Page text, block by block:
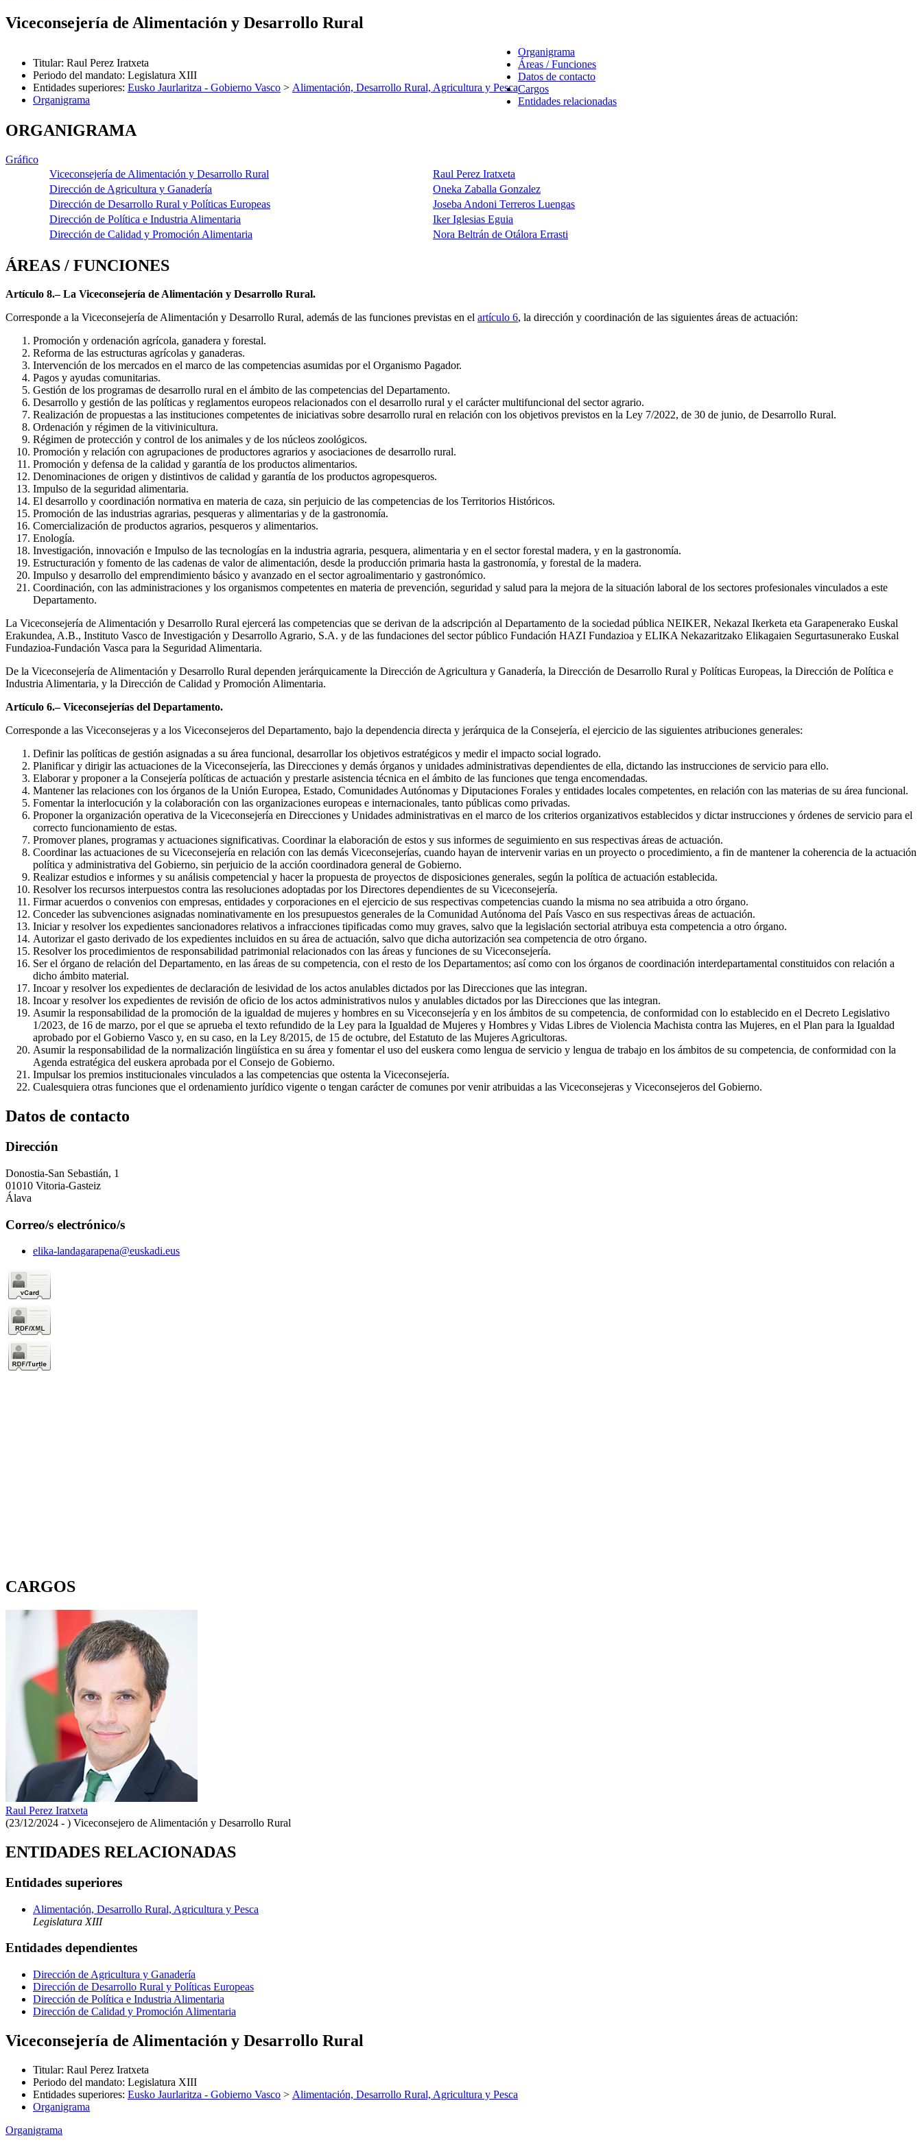
Viceconsejería de Alimentación y Desarrollo Rural
Titular: Raul Perez Iratxeta
Periodo del mandato: Legislatura XIII
Entidades superiores: Eusko Jaurlaritza - Gobierno Vasco > Alimentación, Desarrollo Rural, Agricultura y Pesca
Organigrama
Organigrama
Áreas / Funciones
Datos de contacto
Cargos
Entidades relacionadas
ORGANIGRAMA
Gráfico
Viceconsejería de Alimentación y Desarrollo Rural
Raul Perez Iratxeta
Dirección de Agricultura y Ganadería
Oneka Zaballa Gonzalez
Dirección de Desarrollo Rural y Políticas Europeas
Joseba Andoni Terreros Luengas
Dirección de Política e Industria Alimentaria
Iker Iglesias Eguia
Dirección de Calidad y Promoción Alimentaria
Nora Beltrán de Otálora Errasti
ÁREAS / FUNCIONES
Artículo 8.– La Viceconsejería de Alimentación y Desarrollo Rural.
Corresponde a la Viceconsejería de Alimentación y Desarrollo Rural, además de las funciones previstas en el artículo 6, la dirección y coordinación de las siguientes áreas de actuación:
Promoción y ordenación agrícola, ganadera y forestal.
Reforma de las estructuras agrícolas y ganaderas.
Intervención de los mercados en el marco de las competencias asumidas por el Organismo Pagador.
Pagos y ayudas comunitarias.
Gestión de los programas de desarrollo rural en el ámbito de las competencias del Departamento.
Desarrollo y gestión de las políticas y reglamentos europeos relacionados con el desarrollo rural y el carácter multifuncional del sector agrario.
Realización de propuestas a las instituciones competentes de iniciativas sobre desarrollo rural en relación con los objetivos previstos en la Ley 7/2022, de 30 de junio, de Desarrollo Rural.
Ordenación y régimen de la vitivinicultura.
Régimen de protección y control de los animales y de los núcleos zoológicos.
Promoción y relación con agrupaciones de productores agrarios y asociaciones de desarrollo rural.
Promoción y defensa de la calidad y garantía de los productos alimentarios.
Denominaciones de origen y distintivos de calidad y garantía de los productos agropesqueros.
Impulso de la seguridad alimentaria.
El desarrollo y coordinación normativa en materia de caza, sin perjuicio de las competencias de los Territorios Históricos.
Promoción de las industrias agrarias, pesqueras y alimentarias y de la gastronomía.
Comercialización de productos agrarios, pesqueros y alimentarios.
Enología.
Investigación, innovación e Impulso de las tecnologías en la industria agraria, pesquera, alimentaria y en el sector forestal madera, y en la gastronomía.
Estructuración y fomento de las cadenas de valor de alimentación, desde la producción primaria hasta la gastronomía, y forestal de la madera.
Impulso y desarrollo del emprendimiento básico y avanzado en el sector agroalimentario y gastronómico.
Coordinación, con las administraciones y los organismos competentes en materia de prevención, seguridad y salud para la mejora de la situación laboral de los sectores profesionales vinculados a este
Departamento.
La Viceconsejería de Alimentación y Desarrollo Rural ejercerá las competencias que se derivan de la adscripción al Departamento de la sociedad pública NEIKER, Nekazal Ikerketa eta Garapenerako Euskal
Erakundea, A.B., Instituto Vasco de Investigación y Desarrollo Agrario, S.A. y de las fundaciones del sector público Fundación HAZI Fundazioa y ELIKA Nekazaritzako Elikagaien Segurtasunerako Euskal
Fundazioa-Fundación Vasca para la Seguridad Alimentaria.
De la Viceconsejería de Alimentación y Desarrollo Rural dependen jerárquicamente la Dirección de Agricultura y Ganadería, la Dirección de Desarrollo Rural y Políticas Europeas, la Dirección de Política e
Industria Alimentaria, y la Dirección de Calidad y Promoción Alimentaria.
Artículo 6.– Viceconsejerías del Departamento.
Corresponde a las Viceconsejeras y a los Viceconsejeros del Departamento, bajo la dependencia directa y jerárquica de la Consejería, el ejercicio de las siguientes atribuciones generales:
Definir las políticas de gestión asignadas a su área funcional, desarrollar los objetivos estratégicos y medir el impacto social logrado.
Planificar y dirigir las actuaciones de la Viceconsejería, las Direcciones y demás órganos y unidades administrativas dependientes de ella, dictando las instrucciones de servicio para ello.
Elaborar y proponer a la Consejería políticas de actuación y prestarle asistencia técnica en el ámbito de las funciones que tenga encomendadas.
Mantener las relaciones con los órganos de la Unión Europea, Estado, Comunidades Autónomas y Diputaciones Forales y entidades locales competentes, en relación con las materias de su área funcional.
Fomentar la interlocución y la colaboración con las organizaciones europeas e internacionales, tanto públicas como privadas.
Proponer la organización operativa de la Viceconsejería en Direcciones y Unidades administrativas en el marco de los criterios organizativos establecidos y dictar instrucciones y órdenes de servicio para el
correcto funcionamiento de estas.
Promover planes, programas y actuaciones significativas. Coordinar la elaboración de estos y sus informes de seguimiento en sus respectivas áreas de actuación.
Coordinar las actuaciones de su Viceconsejería en relación con las demás Viceconsejerías, cuando hayan de intervenir varias en un proyecto o procedimiento, a fin de mantener la coherencia de la actuación
política y administrativa del Gobierno, sin perjuicio de la acción coordinadora general de Gobierno.
Realizar estudios e informes y su análisis competencial y hacer la propuesta de proyectos de disposiciones generales, según la política de actuación establecida.
Resolver los recursos interpuestos contra las resoluciones adoptadas por los Directores dependientes de su Viceconsejería.
Firmar acuerdos o convenios con empresas, entidades y corporaciones en el ejercicio de sus respectivas competencias cuando la misma no sea atribuida a otro órgano.
Conceder las subvenciones asignadas nominativamente en los presupuestos generales de la Comunidad Autónoma del País Vasco en sus respectivas áreas de actuación.
Iniciar y resolver los expedientes sancionadores relativos a infracciones tipificadas como muy graves, salvo que la legislación sectorial atribuya esta competencia a otro órgano.
Autorizar el gasto derivado de los expedientes incluidos en su área de actuación, salvo que dicha autorización sea competencia de otro órgano.
Resolver los procedimientos de responsabilidad patrimonial relacionados con las áreas y funciones de su Viceconsejería.
Ser el órgano de relación del Departamento, en las áreas de su competencia, con el resto de los Departamentos; así como con los órganos de coordinación interdepartamental constituidos con relación a
dicho ámbito material.
Incoar y resolver los expedientes de declaración de lesividad de los actos anulables dictados por las Direcciones que las integran.
Incoar y resolver los expedientes de revisión de oficio de los actos administrativos nulos y anulables dictados por las Direcciones que las integran.
Asumir la responsabilidad de la promoción de la igualdad de mujeres y hombres en su Viceconsejería y en los ámbitos de su competencia, de conformidad con lo establecido en el Decreto Legislativo
1/2023, de 16 de marzo, por el que se aprueba el texto refundido de la Ley para la Igualdad de Mujeres y Hombres y Vidas Libres de Violencia Machista contra las Mujeres, en el Plan para la Igualdad
aprobado por el Gobierno Vasco y, en su caso, en la Ley 8/2015, de 15 de octubre, del Estatuto de las Mujeres Agricultoras.
Asumir la responsabilidad de la normalización lingüística en su área y fomentar el uso del euskera como lengua de servicio y lengua de trabajo en los ámbitos de su competencia, de conformidad con la
Agenda estratégica del euskera aprobada por el Consejo de Gobierno.
Impulsar los premios institucionales vinculados a las competencias que ostenta la Viceconsejería.
Cualesquiera otras funciones que el ordenamiento jurídico vigente o tengan carácter de comunes por venir atribuidas a las Viceconsejeras y Viceconsejeros del Gobierno.
Datos de contacto
Dirección
Donostia-San Sebastián, 1
01010 Vitoria-Gasteiz
Álava
Correo/s electrónico/s
elika-landagarapena@euskadi.eus
CARGOS
Raul Perez Iratxeta
(23/12/2024 - ) Viceconsejero de Alimentación y Desarrollo Rural
ENTIDADES RELACIONADAS
Entidades superiores
Alimentación, Desarrollo Rural, Agricultura y Pesca
Legislatura XIII
Entidades dependientes
Dirección de Agricultura y Ganadería
Dirección de Desarrollo Rural y Políticas Europeas
Dirección de Política e Industria Alimentaria
Dirección de Calidad y Promoción Alimentaria
Viceconsejería de Alimentación y Desarrollo Rural
Titular: Raul Perez Iratxeta
Periodo del mandato: Legislatura XIII
Entidades superiores: Eusko Jaurlaritza - Gobierno Vasco > Alimentación, Desarrollo Rural, Agricultura y Pesca
Organigrama
Organigrama